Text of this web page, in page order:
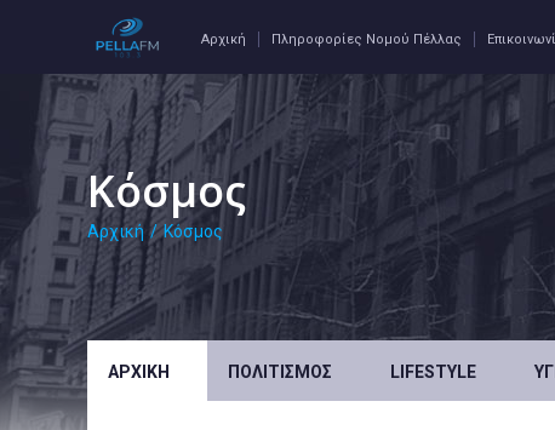
Αρχική Πληροφορίες Νομού Πέλλας
Κόσμος
Αρχική / Κόσμος
ΑΡΧΙΚΉ ΠΟΛΙΤΙΣΜΌΣ LIFESTYLE